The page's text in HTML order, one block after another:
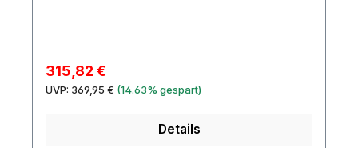
Verkaufspreis:
315,82 €
UVP: Regulärer Preis:
369,95 € (14.63% gespart)
Details